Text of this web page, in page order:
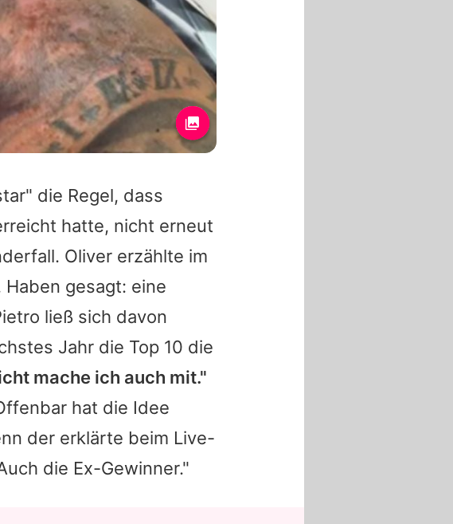
" die Regel, dass
hatte, nicht erneut
Oliver erzählte im
gesagt: eine
ließ sich davon
Jahr die Top 10 die
mache ich auch mit."
hat die Idee
der erklärte beim Live-
die Ex-Gewinner."